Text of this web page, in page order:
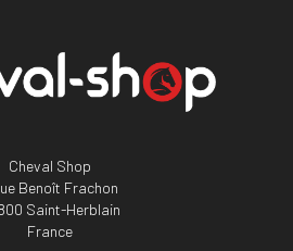
Cheval Shop
Benoît Frachon
Saint-Herblain
France